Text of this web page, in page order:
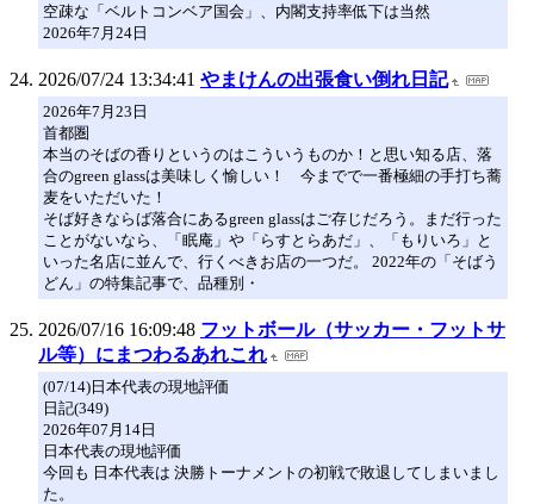
空疎な「ベルトコンベア国会」、内閣支持率低下は当然
2026年7月24日
2026/07/24 13:34:41 やまけんの出張食い倒れ日記
2026年7月23日
首都圏
本当のそばの香りというのはこういうものか！と思い知る店、落
合のgreen glassは美味しく愉しい！ 今までで一番極細の手打ち蕎
麦をいただいた！
そば好きならば落合にあるgreen glassはご存じだろう。まだ行った
ことがないなら、「眠庵」や「らすとらあだ」、「もりいろ」と
いった名店に並んで、行くべきお店の一つだ。 2022年の「そばう
どん」の特集記事で、品種別・
2026/07/16 16:09:48 フットボール（サッカー・フットサ
ル等）にまつわるあれこれ
(07/14)日本代表の現地評価
日記(349)
2026年07月14日
日本代表の現地評価
今回も 日本代表は 決勝トーナメントの初戦で敗退してしまいまし
た。